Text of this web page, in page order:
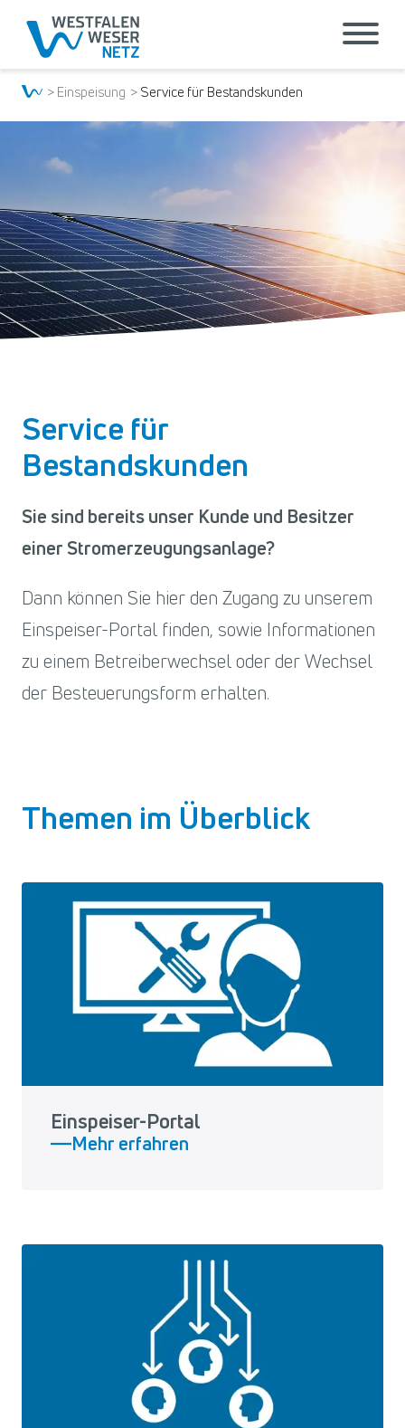
Einspeisung Service für Bestandskunden
Service für
Bestandskunden
Sie sind bereits unser Kunde und Besitzer
einer Stromerzeugungsanlage?
Dann können Sie hier den Zugang zu unserem
Einspeiser-Portal finden, sowie Informationen
zu einem Betreiberwechsel oder der Wechsel
der Besteuerungsform erhalten.
Themen im Überblick
Einspeiser-Portal
Mehr erfahren